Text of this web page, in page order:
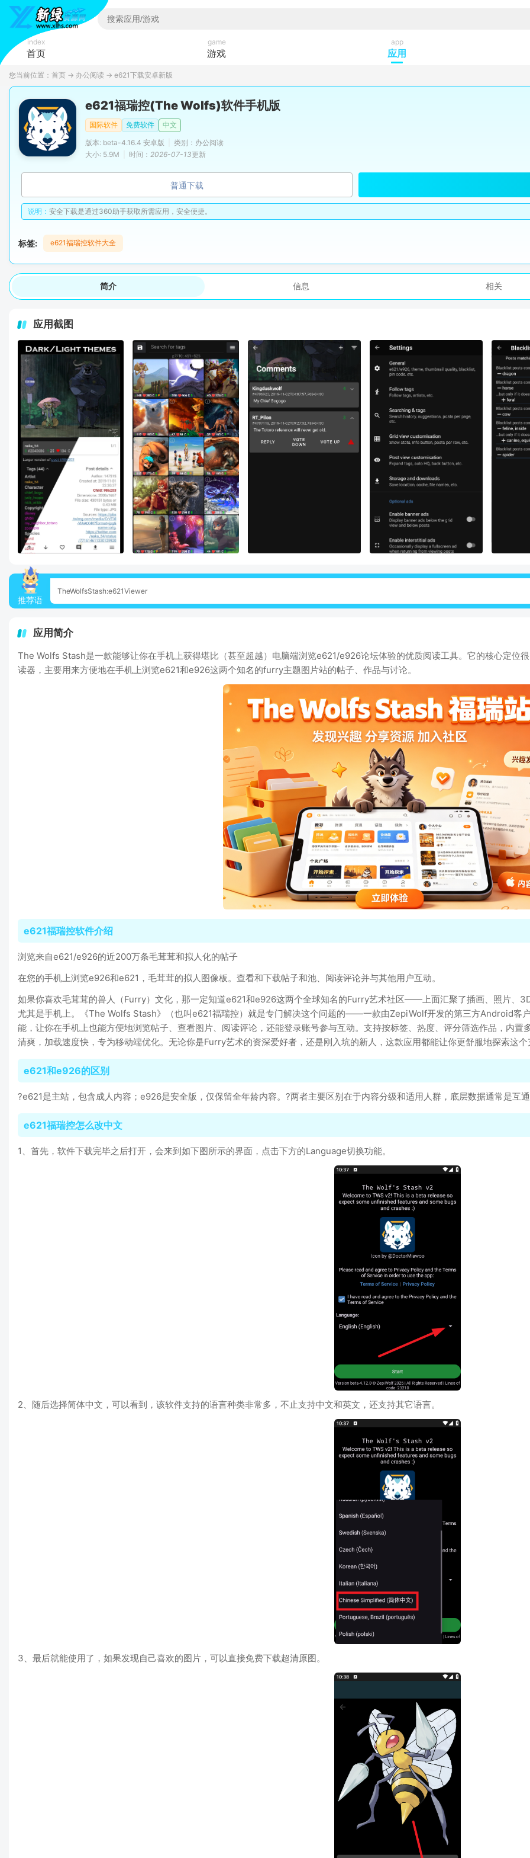
index
首页
game
游戏
app
应用
您当前位置： 首页 → 办公阅读 → e621下载安卓新版
e621福瑞控(The Wolfs)软件手机版
国际软件 免费软件
中文
版本: beta-4.16.4 安卓版
类别：办公阅读
大小: 5.9M
时间： 2026-07-13更新
普通下载
说明： 安全下载是通过360助手获取所需应用，安全便捷。
标签: e621福瑞控软件大全
简介 信息 相关
应用截图
推荐语
TheWolfsStash:e621Viewer
应用简介
The Wolfs Stash是一款能够让你在手机上获得堪比（甚至超越）电脑端浏览e621/e926论坛体验的优质阅读工具。它的核心定位
读器，主要用来方便地在手机上浏览e621和e926这两个知名的furry主题图片站的帖子、作品与讨论。
e621福瑞控软件介绍
浏览来自e621/e926的近200万条毛茸茸和拟人化的帖子
在您的手机上浏览e926和e621，毛茸茸的拟人图像板。查看和下载帖子和池、阅读评论并与其他用户互动。
如果你喜欢毛茸茸的兽人（Furry）文化，那一定知道e621和e926这两个全球知名的Furry艺术社区——上面汇聚了插画、照片、
尤其是手机上。《The Wolfs Stash》（也叫e621福瑞控）就是专门解决这个问题的——一款由ZepiWolf开发的第三方Android客
能，让你在手机上也能方便地浏览帖子、查看图片、阅读评论，还能登录账号参与互动。支持按标签、热度、评分筛选作品，内
清爽，加载速度快，专为移动端优化。无论你是Furry艺术的资深爱好者，还是刚入坑的新人，这款应用都能让你更舒服地探索这
e621和e926的区别
?e621是主站，包含成人内容；e926是安全版，仅保留全年龄内容。?两者主要区别在于内容分级和适用人群，底层数据通常是互
e621福瑞控怎么改中文
1、首先，软件下载完毕之后打开，会来到如下图所示的界面，点击下方的Language切换功能。
2、随后选择简体中文，可以看到，该软件支持的语言种类非常多，不止支持中文和英文，还支持其它语言。
3、最后就能使用了，如果发现自己喜欢的图片，可以直接免费下载超清原图。